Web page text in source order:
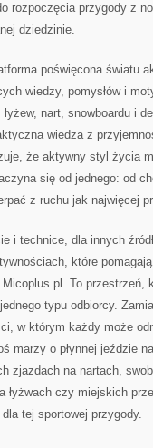
rozpoczęcia przygody z
dziedzinie.
poświęcona światu
wiedzy, pomysłów i
łyżew, nart, snowboardu i
wiedza z
że aktywny styl życia
się od jednego: od
z ruchu jak najwięcej
i technice, dla innych
które
Micoplus.pl. To przestrzeń,
typu odbiorcy.
w którym każdy może
marzy o płynnej jeździe
zjazdach na nartach,
łyżwach czy miejskich
tej sportowej przygody.